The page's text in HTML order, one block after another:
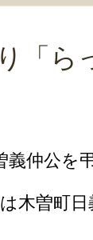
「ら
仲公を
は木曽町